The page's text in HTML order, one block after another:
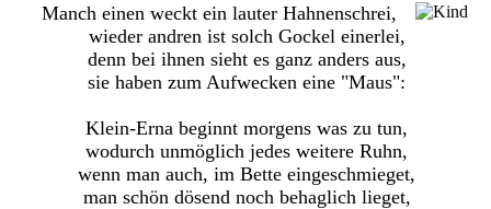
Manch einen weckt ein lauter Hahnenschrei,
wieder andren ist solch Gockel einerlei,
denn bei ihnen sieht es ganz anders aus,
sie haben zum Aufwecken eine "Maus":
Klein-Erna beginnt morgens was zu tun,
wodurch unmöglich jedes weitere Ruhn,
wenn man auch, im Bette eingeschmieget,
man schön dösend noch behaglich lieget,